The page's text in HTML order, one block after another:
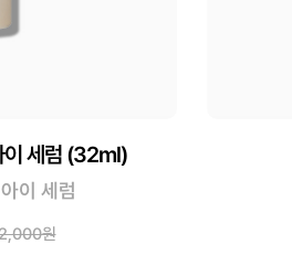
이 세럼 (32ml)
이 세럼
원